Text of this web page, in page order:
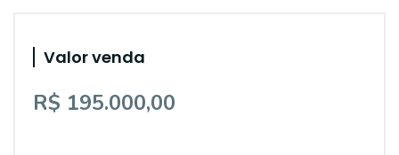
Valor venda
R$ 195.000,00